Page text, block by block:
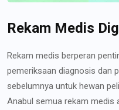
Rekam Medis
Rekam medis berperan
pemeriksaan diagnosis dan
sebelumnya untuk hewan
Anabul semua rekam medis